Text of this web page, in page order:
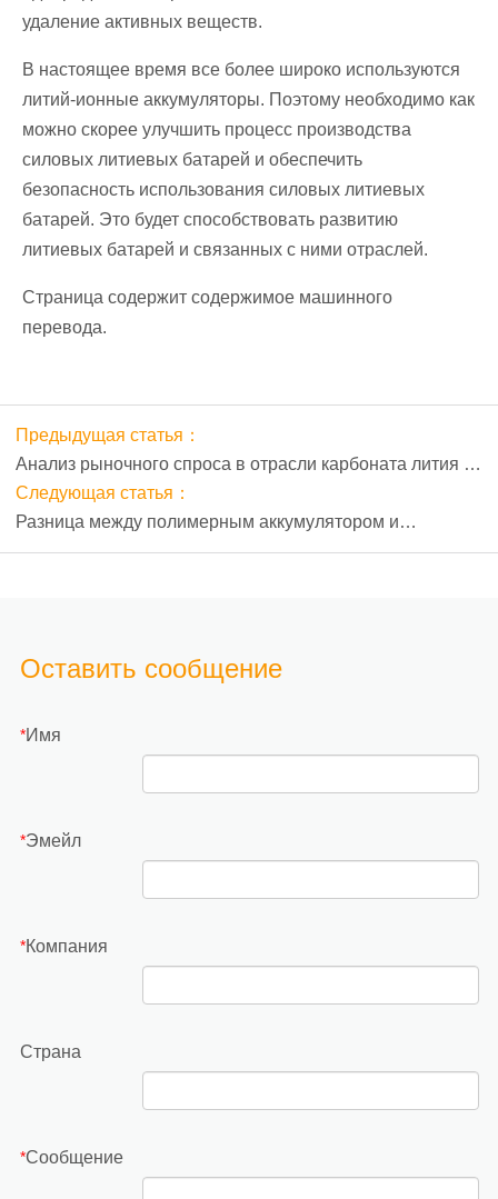
удаление активных веществ.
В настоящее время все более широко используются
литий-ионные аккумуляторы. Поэтому необходимо как
можно скорее улучшить процесс производства
силовых литиевых батарей и обеспечить
безопасность использования силовых литиевых
батарей. Это будет способствовать развитию
литиевых батарей и связанных с ними отраслей.
Страница содержит содержимое машинного
перевода.
Предыдущая статья：
Анализ рыночного спроса в отрасли карбоната лития в
2018 г.
Следующая статья：
Разница между полимерным аккумулятором и
литиевым аккумулятором
Оставить сообщение
*Имя
*Эмейл
*Компания
Страна
*Сообщение